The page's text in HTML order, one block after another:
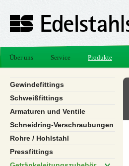
Über uns Service Produkte
Gewindefittings
Schweißfittings
Armaturen und Ventile
Schneidring-Verschraubungen
Rohre / Hohlstahl
Pressfittings